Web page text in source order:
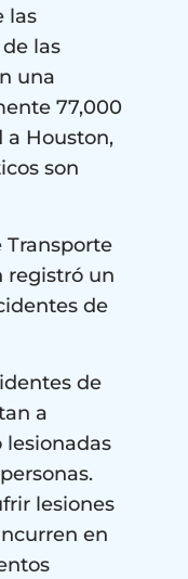
las
las
una
77,000
a Houston,
son
registró un
de
de
a
lesiones
en